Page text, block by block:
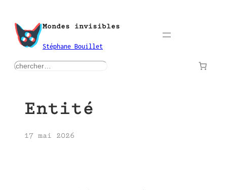
contenu
Mondes invisibles
Stéphane Bouillet
rechercher
Entité
17 mai 2026